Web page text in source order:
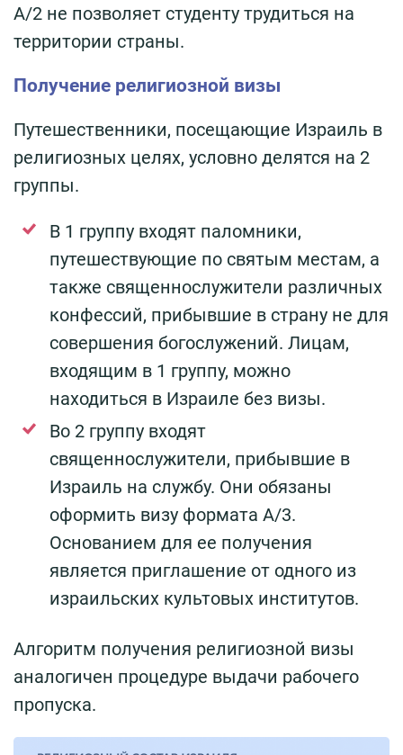
А/2 не позволяет студенту трудиться на
территории страны.
Получение религиозной визы
Путешественники, посещающие Израиль в
религиозных целях, условно делятся на 2
группы.
В 1 группу входят паломники,
путешествующие по святым местам, а
также священнослужители различных
конфессий, прибывшие в страну не для
совершения богослужений. Лицам,
входящим в 1 группу, можно
находиться в Израиле без визы.
Во 2 группу входят
священнослужители, прибывшие в
Израиль на службу. Они обязаны
оформить визу формата А/3.
Основанием для ее получения
является приглашение от одного из
израильских культовых институтов.
Алгоритм получения религиозной визы
аналогичен процедуре выдачи рабочего
пропуска.